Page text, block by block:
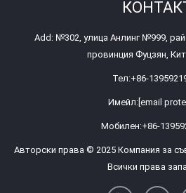
Add: №302, улица Анлинг №999,
провинция Фуцзян,
Тел:+86-
Имейл: [email
Мобилен:+86-
Авторски права © 2025 Компания за
Всички права